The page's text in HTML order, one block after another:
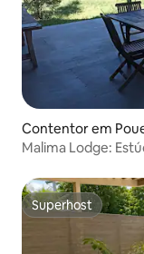
Contentor em
Malima Lodge:
Superhost
Superhost